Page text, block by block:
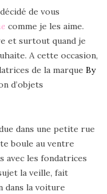
de vous
comme je les aime.
et surtout quand je
A cette occasion,
de la marque By
d’objets
dans une petite rue
boule au ventre
avec les fondatrices
la veille, fait
dans la voiture